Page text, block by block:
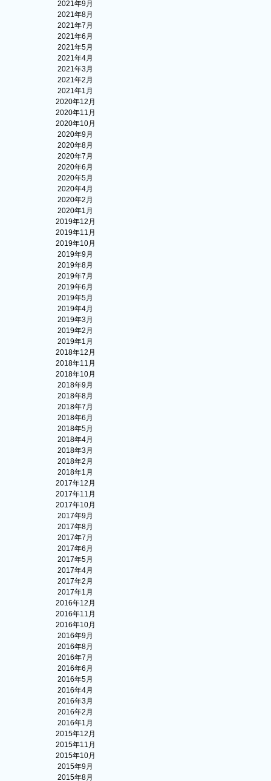
2021年9月
2021年8月
2021年7月
2021年6月
2021年5月
2021年4月
2021年3月
2021年2月
2021年1月
2020年12月
2020年11月
2020年10月
2020年9月
2020年8月
2020年7月
2020年6月
2020年5月
2020年4月
2020年2月
2020年1月
2019年12月
2019年11月
2019年10月
2019年9月
2019年8月
2019年7月
2019年6月
2019年5月
2019年4月
2019年3月
2019年2月
2019年1月
2018年12月
2018年11月
2018年10月
2018年9月
2018年8月
2018年7月
2018年6月
2018年5月
2018年4月
2018年3月
2018年2月
2018年1月
2017年12月
2017年11月
2017年10月
2017年9月
2017年8月
2017年7月
2017年6月
2017年5月
2017年4月
2017年2月
2017年1月
2016年12月
2016年11月
2016年10月
2016年9月
2016年8月
2016年7月
2016年6月
2016年5月
2016年4月
2016年3月
2016年2月
2016年1月
2015年12月
2015年11月
2015年10月
2015年9月
2015年8月